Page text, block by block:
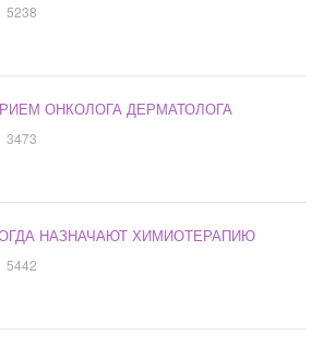
5238
ОНКОЛОГА ДЕРМАТОЛОГА
3473
НАЗНАЧАЮТ ХИМИОТЕРАПИЮ
5442